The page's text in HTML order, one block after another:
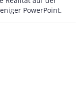
PowerPoint.